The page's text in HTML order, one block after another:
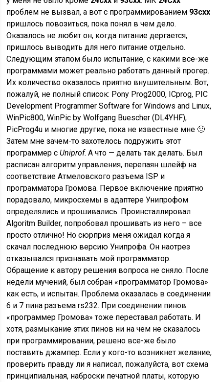
проблем не вызвал, а вот с программированием 93схх
пришлось повозиться, пока понял в чем дело.
Оказалось не любит он, когда питание дергается,
пришлось выводить для него питание отдельно.
Следующим этапом было испытание, с какими все-же
программами может реально работать данный прогер.
Их количество оказалось приятно внушительным. Вот,
пожалуй, не полный список: Pony Prog2000, ICprog, PIC
Development Programmer Software for Windows and Linux,
WinPic800, WinPic by Wolfgang Buescher (DL4YHF),
PicProg4u и многие другие, пока не известные мне 🙂
Затем мне зачем-то захотелось подружить этот
программер с Uniprof. А что — делать так делать. Был
расписан алгоритм управления, перепаян шлейф на
соответствие Атмеловского разъема ISP и
программатора Громова. Первое включение приятно
порадовало, микросхемы в адаптере Унипрофом
определялись и прошивались. Проинсталлировал
Algoritm Builder, попробовал прошивать из него – все
просто отлично! Но сюрприз меня ожидал когда я
скачал последнюю версию Унипрофа. Он наотрез
отказывался признавать мой программатор.
Обращение к автору решения вопроса не сняло. После
недели мучений, был собран «программатор Громова»
как есть, и испытан. Проблема оказалась в соединении
6 и 7 пина разъема rs232. При соединении пинов
«программер Громова» тоже переставал работать. И
хотя, размыкание этих пинов ни на чем не сказалось
при программировании, решено все-же было
поставить джампер. Если у кого-то возникнет желание,
проверить правду ли я написал, пожалуйста, вот схема
принципиальная, наброски печатной платы, которую